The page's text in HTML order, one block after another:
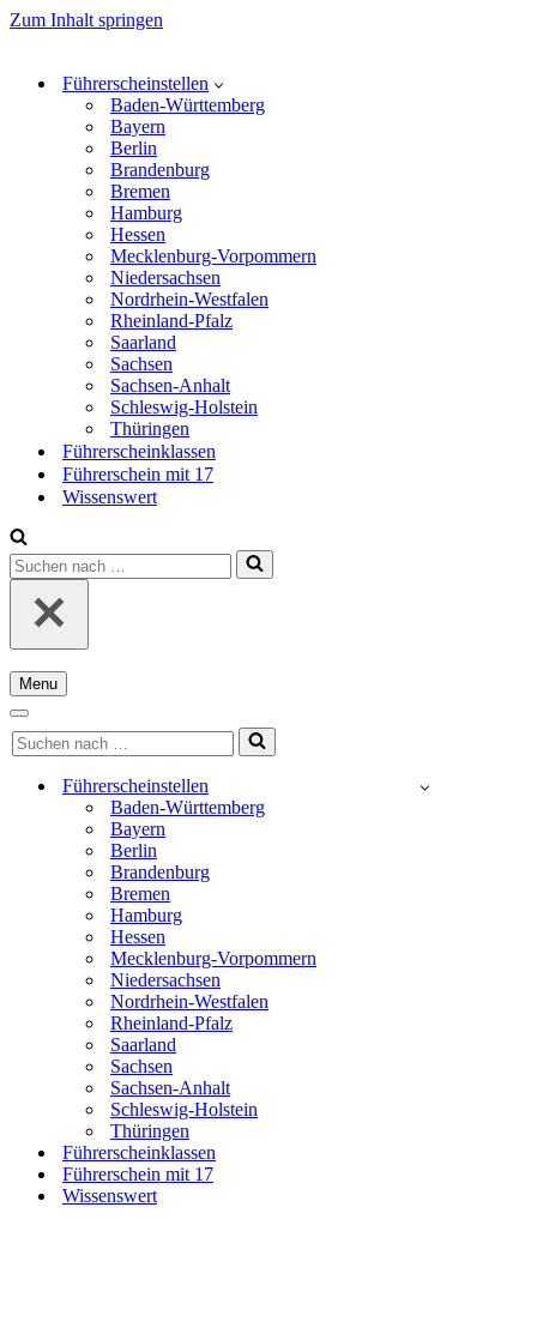
Zum Inhalt springen
Führerscheinstellen
Baden-Württemberg
Bayern
Berlin
Brandenburg
Bremen
Hamburg
Hessen
Mecklenburg-Vorpommern
Niedersachsen
Nordrhein-Westfalen
Rheinland-Pfalz
Saarland
Sachsen
Sachsen-Anhalt
Schleswig-Holstein
Thüringen
Führerscheinklassen
Führerschein mit 17
Wissenswert
Suchen
nach …
Menu
Navigationsmenü
Navigationsmenü
Suchen
nach …
Führerscheinstellen
Baden-Württemberg
Bayern
Berlin
Brandenburg
Bremen
Hamburg
Hessen
Mecklenburg-Vorpommern
Niedersachsen
Nordrhein-Westfalen
Rheinland-Pfalz
Saarland
Sachsen
Sachsen-Anhalt
Schleswig-Holstein
Thüringen
Führerscheinklassen
Führerschein mit 17
Wissenswert